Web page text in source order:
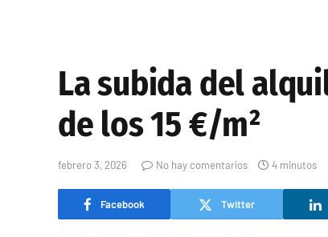
La subida del
de los 15 €/m²
febrero 3, 2026 No hay comentarios 4 minutos
Facebook Twitter